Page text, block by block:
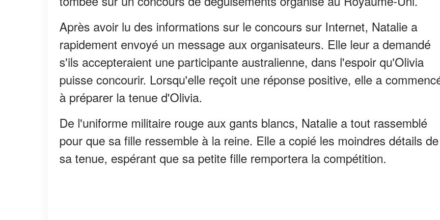
Après avoir lu des informations sur le concours sur Internet, Natalie a
rapidement envoyé un message aux organisateurs. Elle leur a demandé
s'ils accepteraient une participante australienne, dans l'espoir qu'Olivia
puisse concourir. Lorsqu'elle reçoit une réponse positive, elle a
à préparer la tenue d'Olivia.
De l'uniforme militaire rouge aux gants blancs, Natalie a tout rassemblé
pour que sa fille ressemble à la reine. Elle a copié les moindres détails de
sa tenue, espérant que sa petite fille remportera la compétition.